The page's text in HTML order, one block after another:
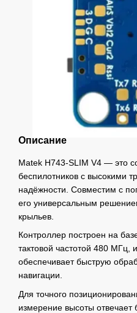
Описание
Matek H743-SLIM V4 — это
беспилотников с высокими
надёжности. Совместим с
его универсальным
крыльев.
Контроллер построен на
тактовой частотой 480
обеспечивает быструю
навигации.
Для точного
измерение высоты отвечает